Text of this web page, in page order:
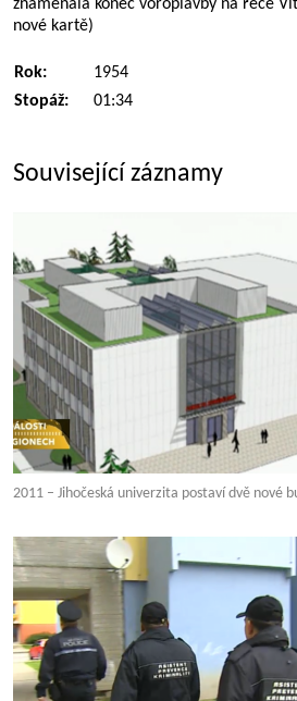
znamenala konec voroplavby na řece
nové kartě)
Rok:
1954
Stopáž:
01:34
Související záznamy
2011 – Jihočeská univerzita postaví dvě nové